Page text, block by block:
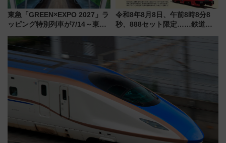
東急「GREEN×EXPO 2027」ラ
ッピング特別列車が7/14～東
ー！ 注目の編成やデザインまと
め
令和8年8月8日、午前8時8分8
秒、888セット限定……鉄道各